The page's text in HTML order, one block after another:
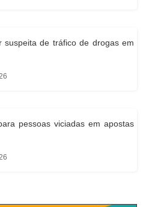
suspeita de tráfico de drogas em
pessoas viciadas em apostas